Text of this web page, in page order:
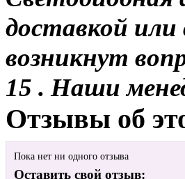
доставкой или
возникнут
15 . Наши
Отзывы об
Пока нет ни одного отзыва
Оставить свой отзыв: